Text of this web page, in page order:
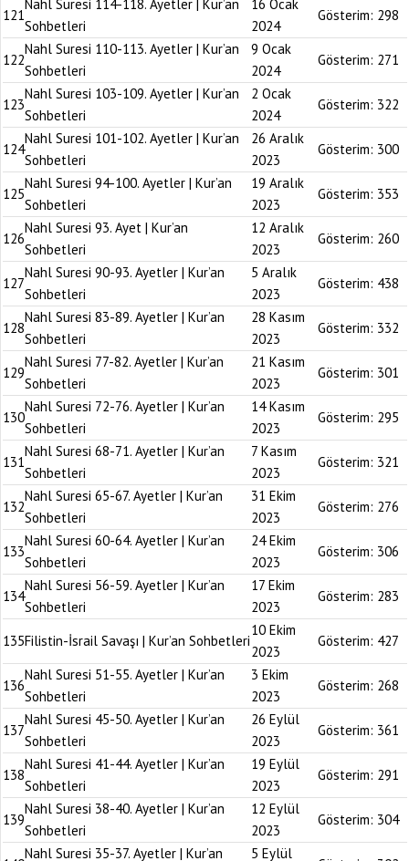
121
Nahl Suresi 114-118. Ayetler | Kur’an
Sohbetleri
16 Ocak
2024
Gösterim: 298
122
Nahl Suresi 110-113. Ayetler | Kur’an
Sohbetleri
9 Ocak
2024
Gösterim: 271
123
Nahl Suresi 103-109. Ayetler | Kur’an
Sohbetleri
2 Ocak
2024
Gösterim: 322
124
Nahl Suresi 101-102. Ayetler | Kur’an
Sohbetleri
26 Aralık
2023
Gösterim: 300
125
Nahl Suresi 94-100. Ayetler | Kur’an
Sohbetleri
19 Aralık
2023
Gösterim: 353
126
Nahl Suresi 93. Ayet | Kur’an
Sohbetleri
12 Aralık
2023
Gösterim: 260
127
Nahl Suresi 90-93. Ayetler | Kur’an
Sohbetleri
5 Aralık
2023
Gösterim: 438
128
Nahl Suresi 83-89. Ayetler | Kur’an
Sohbetleri
28 Kasım
2023
Gösterim: 332
129
Nahl Suresi 77-82. Ayetler | Kur’an
Sohbetleri
21 Kasım
2023
Gösterim: 301
130
Nahl Suresi 72-76. Ayetler | Kur’an
Sohbetleri
14 Kasım
2023
Gösterim: 295
131
Nahl Suresi 68-71. Ayetler | Kur’an
Sohbetleri
7 Kasım
2023
Gösterim: 321
132
Nahl Suresi 65-67. Ayetler | Kur’an
Sohbetleri
31 Ekim
2023
Gösterim: 276
133
Nahl Suresi 60-64. Ayetler | Kur’an
Sohbetleri
24 Ekim
2023
Gösterim: 306
134
Nahl Suresi 56-59. Ayetler | Kur’an
Sohbetleri
17 Ekim
2023
Gösterim: 283
135Filistin-İsrail Savaşı | Kur’an Sohbetleri
10 Ekim
2023
Gösterim: 427
136
Nahl Suresi 51-55. Ayetler | Kur’an
Sohbetleri
3 Ekim
2023
Gösterim: 268
137
Nahl Suresi 45-50. Ayetler | Kur’an
Sohbetleri
26 Eylül
2023
Gösterim: 361
138
Nahl Suresi 41-44. Ayetler | Kur’an
Sohbetleri
19 Eylül
2023
Gösterim: 291
139
Nahl Suresi 38-40. Ayetler | Kur’an
Sohbetleri
12 Eylül
2023
Gösterim: 304
Nahl Suresi 35-37. Ayetler | Kur’an
5 Eylül